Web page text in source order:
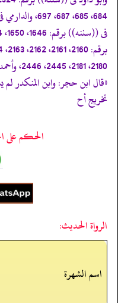
2180، 2181، 2445، 2446، وأحمد فى ((مسنده)) برقم: 7320»
«قال ابن حجر: وابن المنكدر لم
تخريج أح
الحكم على
الرواة الحديث:
اسم الشهرة